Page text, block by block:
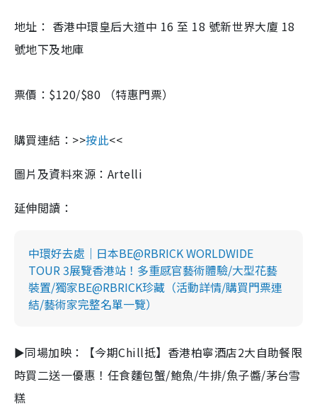
地址： 香港中環皇后大道中 16 至 18 號新世界大廈 18
號地下及地庫
票價：$120/$80 （特惠門票）
購買連結：>>按此<<
圖片及資料來源：Artelli
延伸閲讀：
中環好去處｜日本BE@RBRICK WORLDWIDE
TOUR 3展覽香港站！多重感官藝術體驗/大型花藝
裝置/獨家BE@RBRICK珍藏（活動詳情/購買門票連
結/藝術家完整名單一覽）
►同場加映：【今期Chill抵】香港柏寧酒店2大自助餐限
時買二送一優惠！任食麵包蟹/鮑魚/牛排/魚子醬/茅台雪
糕